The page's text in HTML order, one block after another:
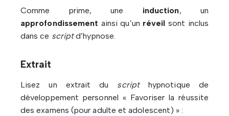
Comme prime, une induction, un
approfondissement ainsi qu’un réveil sont inclus
dans ce scriptd’hypnose.
Extrait
Lisez un extrait du scripthypnotique de
développement personnel « Favoriser la réussite
des examens (pour adulte et adolescent) » :